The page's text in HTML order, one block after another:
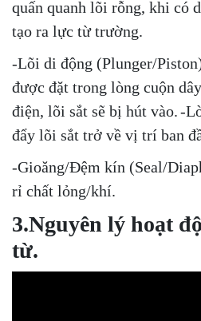
quấn quanh lõi rỗng, khi có
tạo ra lực từ trường.
-Lõi di động (Plunger/
được đặt trong lòng cuộn
điện, lõi sắt sẽ bị hút vào.-
đẩy lõi sắt trở về vị trí ban
-Gioăng/Đệm kín (Seal/
rỉ chất lỏng/khí.
3.Nguyên lý hoạt
từ.